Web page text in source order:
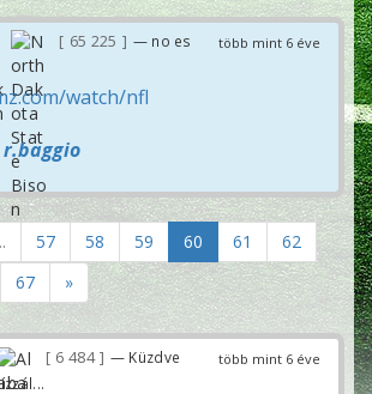
több mint 6 éve
65 225
— no es
watch/nfl
r.baggio
57 58 59 60 61
62
67 »
több mint 6 éve
6 484
— Küzdve